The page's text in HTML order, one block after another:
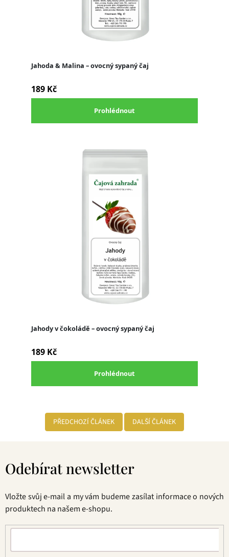
PŘEDCHOZÍ ČLÁNEK DALŠÍ ČLÁNEK
Odebírat newsletter
Vložte svůj e-mail a my vám budeme zasílat informace o nových
produktech na našem e-shopu.